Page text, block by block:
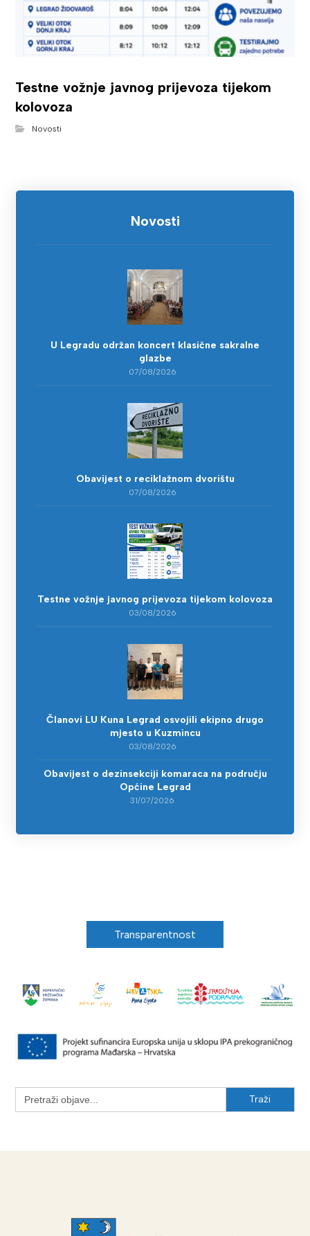
Testne vožnje javnog prijevoza tijekom
kolovoza
Novosti
Novosti
U Legradu održan koncert klasične sakralne
glazbe
07/08/2026
Obavijest o reciklažnom dvorištu
07/08/2026
Testne vožnje javnog prijevoza tijekom kolovoza
03/08/2026
Članovi LU Kuna Legrad osvojili ekipno drugo
mjesto u Kuzmincu
03/08/2026
Obavijest o dezinsekciji komaraca na području
Općine Legrad
31/07/2026
Transparentnost
Search
for: